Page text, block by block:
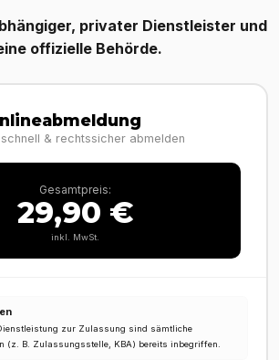
privater Dienstleister und
offizielle Behörde.
& rechtssicher abmelden
Gesamtpreis:
29,90 €
inkl. MwSt.
zur Zulassung sind sämtliche
(z. B. Zulassungsstelle, KBA) bereits inbegriffen.